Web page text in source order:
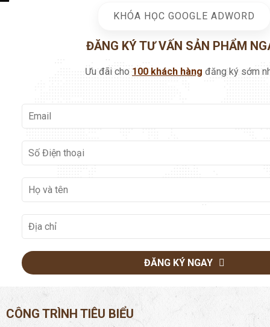
CÔNG TRÌNH TIÊU BIỂU
Các công trình tiêu biêu của Hệ thống phân phối sàn gỗ cao